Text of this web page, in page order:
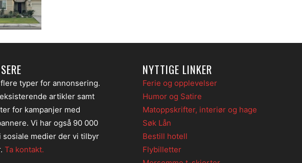
typer for annonsering.
artikler samt
for kampanjer med
Vi har også 90 000
sosiale medier der vi tilbyr
Ta kontakt.
NYTTIGE LINKER
Ferie og opplevelser
Humor og Satire
Matoppskrifter, interiør og hage
Søk Lån
Bestill hotell
Flybilletter